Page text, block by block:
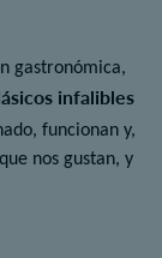
gastronómica,
infalibles
funcionan y,
nos gustan, y